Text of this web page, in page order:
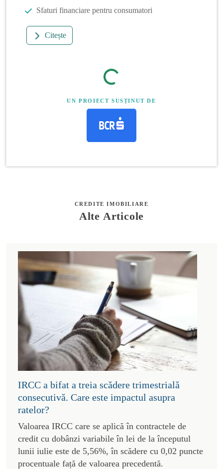
Sfaturi financiare pentru consumatori
Citește
UN PROIECT SUSȚINUT DE
CREDITE IMOBILIARE
Alte Articole
IRCC a bifat a treia scădere trimestrială
consecutivă. Care este impactul asupra
ratelor?
Valoarea IRCC care se aplică în contractele de
credit cu dobânzi variabile în lei de la începutul
lunii iulie este de 5,56%, în scădere cu 0,02 puncte
procentuale față de valoarea precedentă.